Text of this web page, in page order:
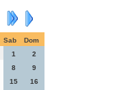
Sab
Dom
1
2
8
9
15
16